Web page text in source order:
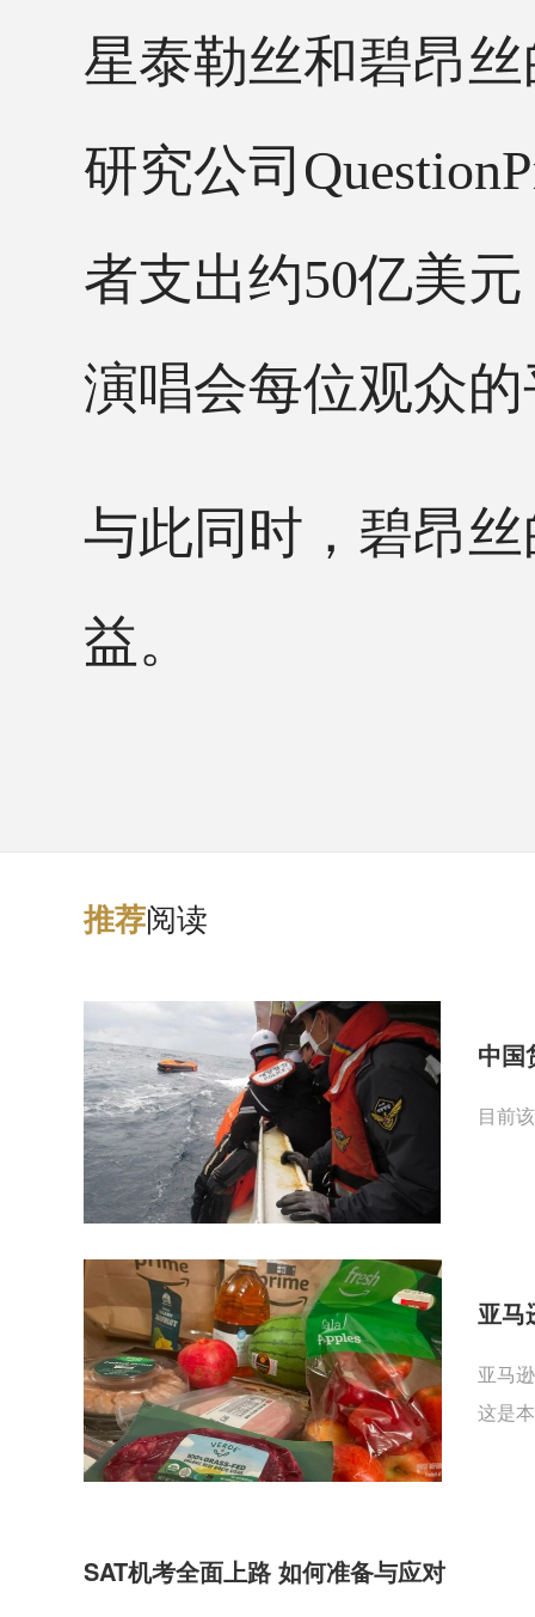
星泰勒丝和碧昂丝
研究公司
者支出约50亿美
演唱会每位观众
与此同时，碧昂
益。
推荐阅读
中国
目前
亚马
亚马
这是
SAT机考全面上路 如何准备与应对